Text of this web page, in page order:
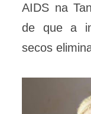
AIDS na
de que a
secos